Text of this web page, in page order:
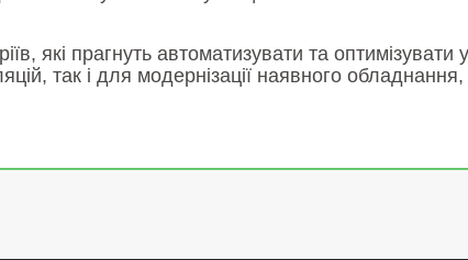
які прагнуть автоматизувати та оптимізувати
так і для модернізації наявного